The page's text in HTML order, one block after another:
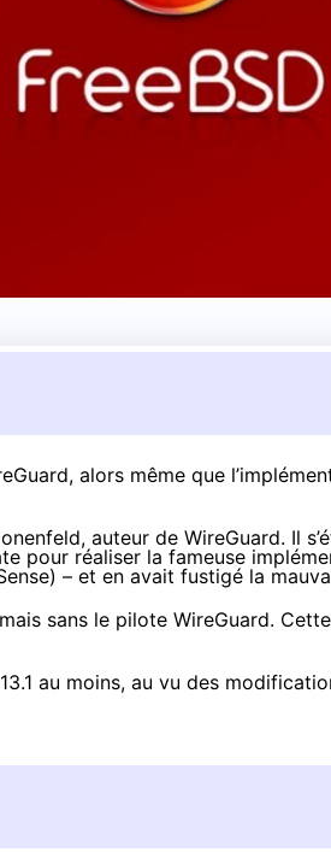
, alors même que
auteur de WireGuard. Il
pour réaliser la fameuse
– et en avait fustigé la
sans le pilote WireGuard.
au moins, au vu des